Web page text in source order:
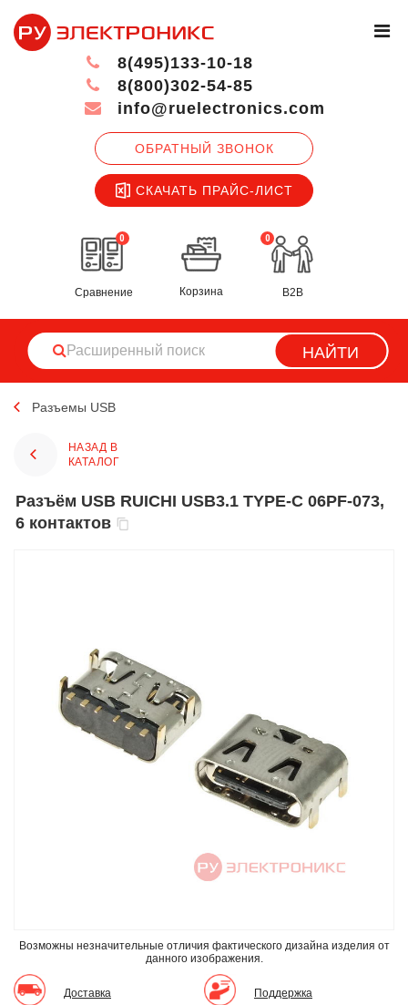
ОБРАТНЫЙ ЗВОНОК
СКАЧАТЬ ПРАЙС-ЛИСТ
8(495)133-10-18
8(800)302-54-85
info@ruelectronics.com
0
Сравнение
0
Корзина B2B
НАЙТИ
Разъемы USB
НАЗАД В
КАТАЛОГ
Разъём USB RUICHI USB3.1 TYPE-C 06PF-073,
6 контактов
Возможны незначительные отличия фактического дизайна изделия от
данного изображения.
Доставка Поддержка